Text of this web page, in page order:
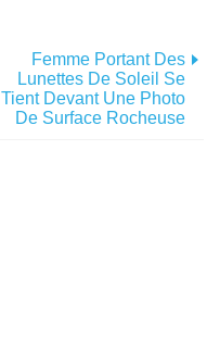
Femme Portant Des
Lunettes De Soleil Se
Tient Devant Une Photo
De Surface Rocheuse